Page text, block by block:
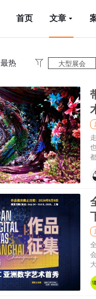
首页 文章
最热 大型展会